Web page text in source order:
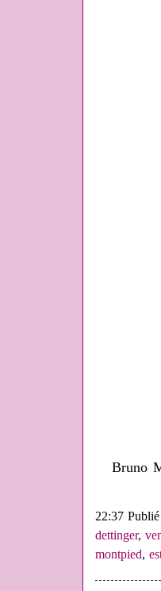
Bruno
22:37
dettinger,
montpied,